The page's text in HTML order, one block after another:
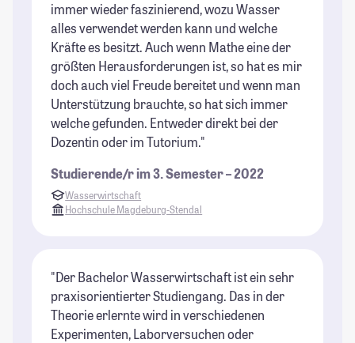
immer wieder faszinierend, wozu Wasser
alles verwendet werden kann und welche
Kräfte es besitzt. Auch wenn Mathe eine der
größten Herausforderungen ist, so hat es mir
doch auch viel Freude bereitet und wenn man
Unterstützung brauchte, so hat sich immer
welche gefunden. Entweder direkt bei der
Dozentin oder im Tutorium."
Studierende/r im 3. Semester – 2022
Wasserwirtschaft
Hochschule Magdeburg-Stendal
"Der Bachelor Wasserwirtschaft ist ein sehr
praxisorientierter Studiengang. Das in der
Theorie erlernte wird in verschiedenen
Experimenten, Laborversuchen oder